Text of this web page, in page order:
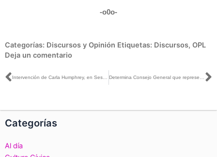
-o0o-
Categorías: Discursos y Opinión Etiquetas: Discursos, OPL
Deja un comentario
Ant
Categorías
Al día